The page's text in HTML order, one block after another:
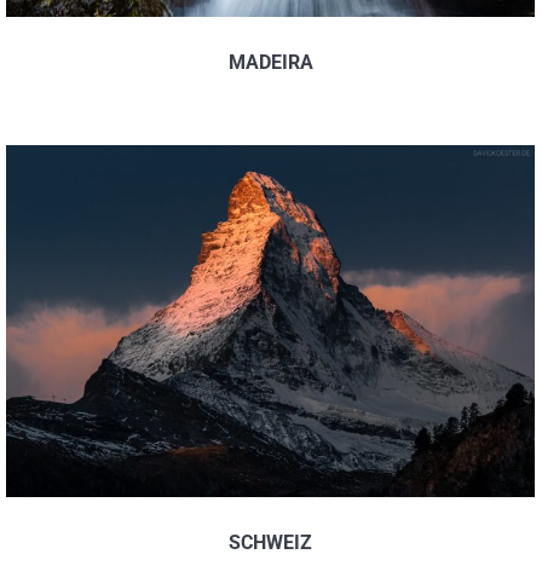
MADEIRA
SCHWEIZ